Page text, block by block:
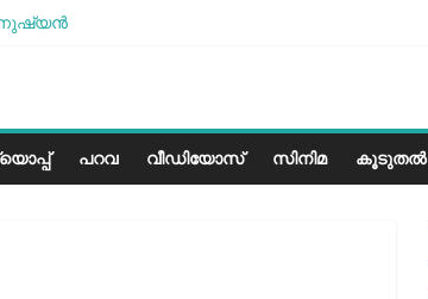
പറവ വീഡിയോസ് സിനിമ കൂടുതൽ